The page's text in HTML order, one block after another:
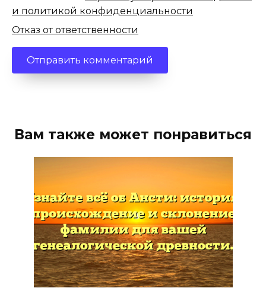
и политикой конфиденциальности
Отказ от ответственности
Вам также может понравиться